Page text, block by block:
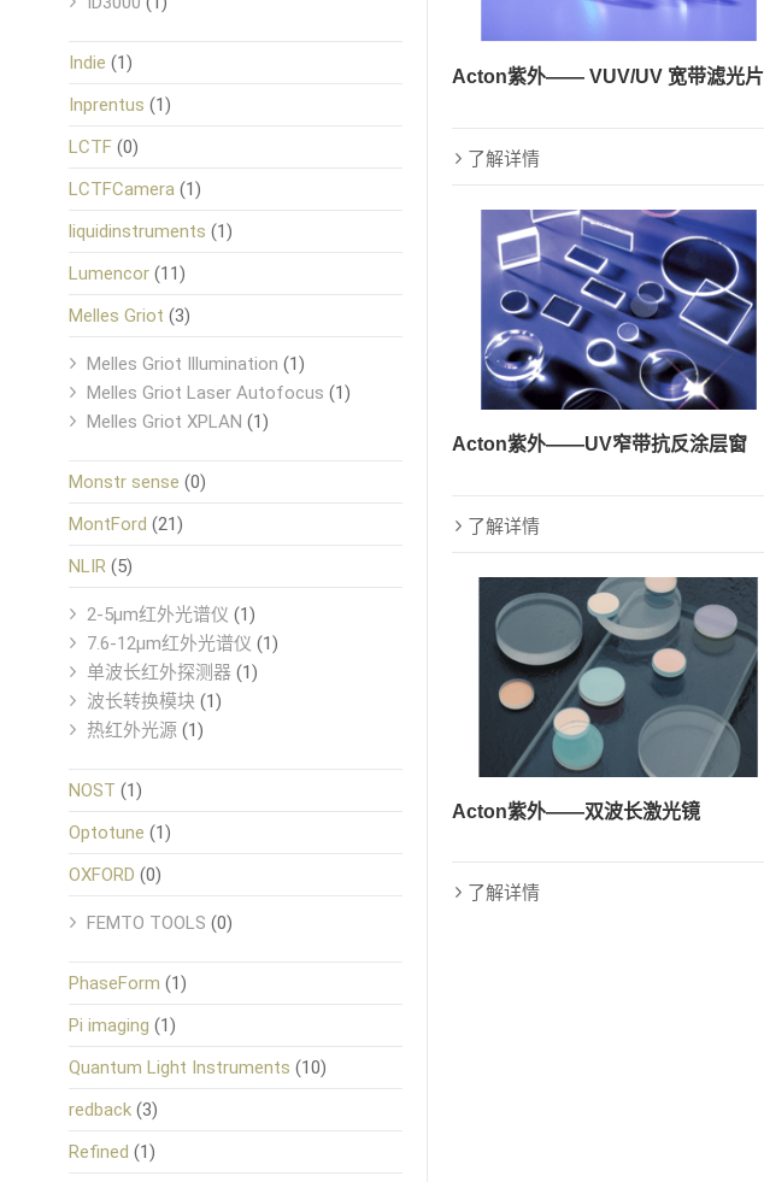
Acton紫外—— VUV/UV 宽带滤光片
了解详情
Acton紫外——UV窄带抗反涂层窗
了解详情
Acton紫外——双波长激光镜
了解详情
Indie (1)
Inprentus (1)
LCTF (0)
LCTFCamera (1)
liquidinstruments (1)
Lumencor (11)
Melles Griot (3)
Melles Griot Illumination (1)
Melles Griot Laser Autofocus (1)
Melles Griot XPLAN (1)
Monstr sense (0)
MontFord (21)
NLIR (5)
2-5μm红外光谱仪 (1)
7.6-12μm红外光谱仪 (1)
单波长红外探测器 (1)
波长转换模块 (1)
热红外光源 (1)
NOST (1)
Optotune (1)
OXFORD (0)
FEMTO TOOLS (0)
PhaseForm (1)
Pi imaging (1)
Quantum Light Instruments (10)
redback (3)
Refined (1)